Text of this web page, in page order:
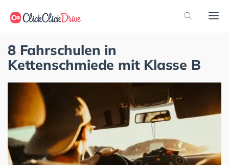
8 Fahrschulen in
Kettenschmiede mit Klasse B